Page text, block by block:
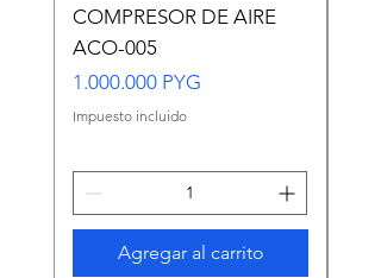
COMPRESOR DE AIRE
ACO-005
Precio
1.000.000 PYG
Impuesto incluido
Agregar al carrito